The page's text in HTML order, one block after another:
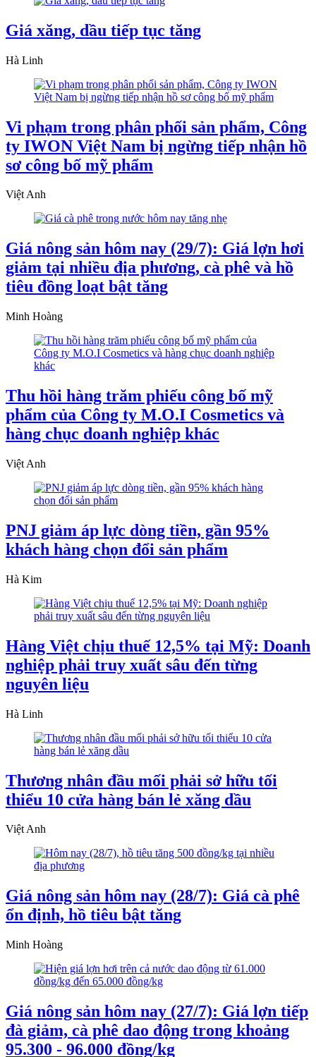
Giá xăng, dầu tiếp tục tăng
Hà Linh
Vi phạm trong phân phối sản phẩm, Công
ty IWON Việt Nam bị ngừng tiếp nhận hồ
sơ công bố mỹ phẩm
Việt Anh
Giá nông sản hôm nay (29/7): Giá lợn hơi
giảm tại nhiều địa phương, cà phê và hồ
tiêu đồng loạt bật tăng
Minh Hoàng
Thu hồi hàng trăm phiếu công bố mỹ
phẩm của Công ty M.O.I Cosmetics và
hàng chục doanh nghiệp khác
Việt Anh
PNJ giảm áp lực dòng tiền, gần 95%
khách hàng chọn đổi sản phẩm
Hà Kim
Hàng Việt chịu thuế 12,5% tại Mỹ: Doanh
nghiệp phải truy xuất sâu đến từng
nguyên liệu
Hà Linh
Thương nhân đầu mối phải sở hữu tối
thiểu 10 cửa hàng bán lẻ xăng dầu
Việt Anh
Giá nông sản hôm nay (28/7): Giá cà phê
ổn định, hồ tiêu bật tăng
Minh Hoàng
Giá nông sản hôm nay (27/7): Giá lợn tiếp
đà giảm, cà phê dao động trong khoảng
95.300 - 96.000 đồng/kg